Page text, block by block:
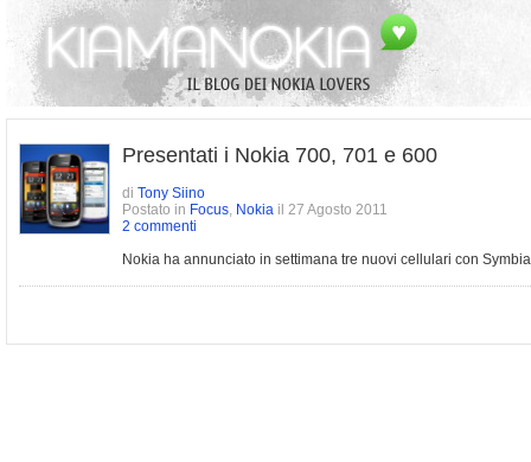
Presentati i Nokia 700, 701 e 600
di Tony Siino
Postato in Focus, Nokia il 27 Agosto 2011
2 commenti
Nokia ha annunciato in settimana tre nuovi cellulari con